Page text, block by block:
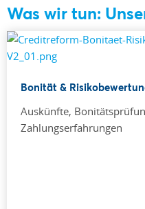
Was wir tun:
Bonität &
Auskünfte,
Zahlungserfahrungen